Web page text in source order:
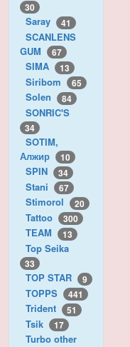
30
Saray 41
SCANLENS
GUM
67
SIMA 13
Siribom 65
Solen 84
SONRIC'S
34
SOTIM,
Алжир
10
SPIN 34
Stani 67
Stimorol 20
Tattoo 300
TEAM 13
Top Seika
33
TOP STAR 9
TOPPS 441
Trident 51
Tsik 17
Turbo other